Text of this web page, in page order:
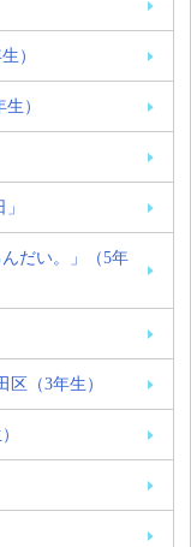
）
）
だい。」（5年
（3年生）